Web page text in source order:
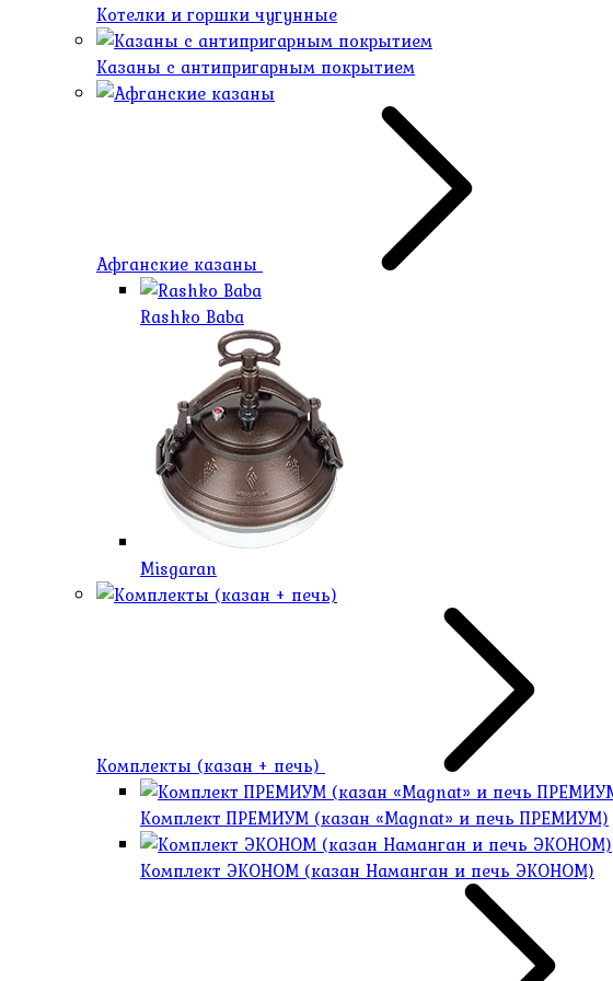
Котелки и горшки чугунные
Казаны с антипригарным покрытием
Афганские казаны
Rashko Baba
Misgaran
Комплекты (казан + печь)
Комплект ПРЕМИУМ (казан «Magnat» и печь ПРЕМИУМ)
Комплект ЭКОНОМ (казан Наманган и печь ЭКОНОМ)